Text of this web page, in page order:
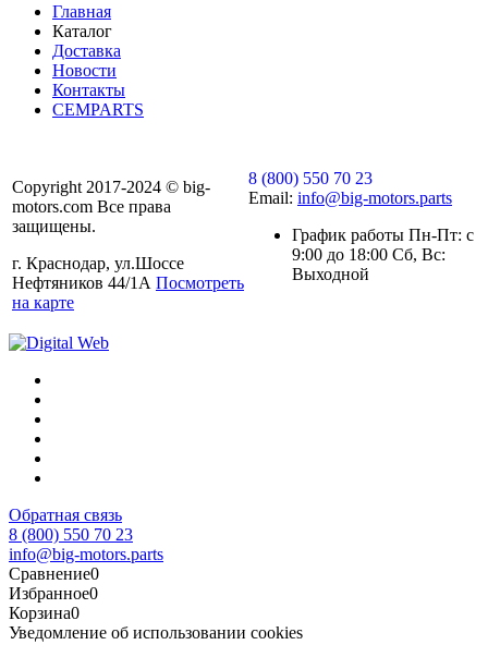
Главная
Каталог
Доставка
Новости
Контакты
CEMPARTS
Copyright 2017-2024 © big-
motors.com Все права
защищены.
г. Краснодар, ул.Шоссе
Нефтяников 44/1А Посмотреть
на карте
8 (800) 550 70 23
Email: info@big-motors.parts
График работы Пн-Пт: с
9:00 до 18:00 Сб, Вс:
Выходной
Обратная связь
8 (800) 550 70 23
info@big-motors.parts
Сравнение0
Избранное0
Корзина0
Уведомление об использовании cookies